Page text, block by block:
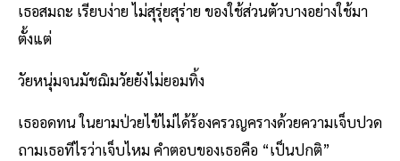
เธอสมถะ เรียบง่าย ไม่สุรุ่ยสุร่าย ของใช้ส่วนตัวบางอย่างใช้มา
ตั้งแต่
วัยหนุ่มจนมัชฌิมวัยยังไม่ยอมทิ้ง
เธออดทน ในยามป่วยไข้ไม่ได้ร้องครวญครางด้วยความเจ็บปวด
ถามเธอทีไรว่าเจ็บไหม คำตอบของเธอคือ “เป็นปกติ”